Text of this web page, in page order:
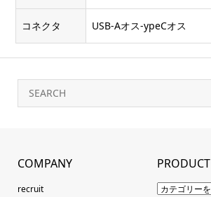
コネクタ USB-Aオス-ypeCオス
COMPANY
recruit
PRODUCT